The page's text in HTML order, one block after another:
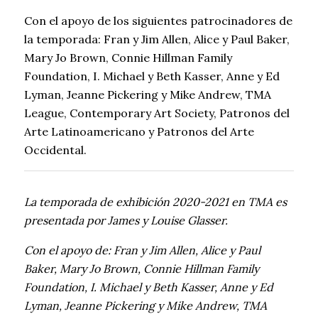
Con el apoyo de los siguientes patrocinadores de
la temporada: Fran y Jim Allen, Alice y Paul Baker,
Mary Jo Brown, Connie Hillman Family
Foundation, I. Michael y Beth Kasser, Anne y Ed
Lyman, Jeanne Pickering y Mike Andrew, TMA
League, Contemporary Art Society, Patronos del
Arte Latinoamericano y Patronos del Arte
Occidental.
La temporada de exhibición 2020-2021 en TMA es
presentada por James y Louise Glasser.
Con elapoyode: Fran y Jim Allen, Alice y Paul
Baker, Mary Jo Brown, Connie Hillman Family
Foundation, I. Michael y Beth Kasser, Anne y Ed
Lyman, Jeanne Pickering y Mike Andrew, TMA